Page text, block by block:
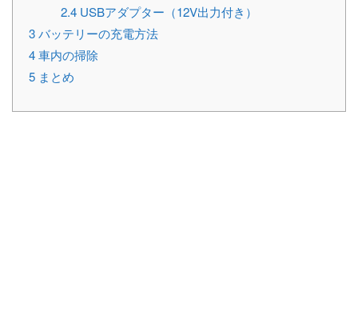
2.4 USBアダプター（12V出力付き）
3バッテリーの充電方法
4車内の掃除
5 まとめ